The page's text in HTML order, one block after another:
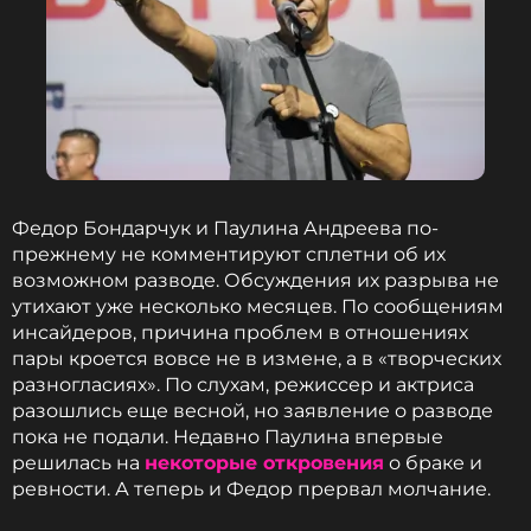
Ольга Бузова
Музыкант, Певица, Дизайнер, Ведущий,
Модель
Жанры: Поп
Биография, последние новости
и многое другое >
«Да, не всем повезло иметь такую безупречную
внешность, которой природа наделила именитого
клинического психолога Веронику Степанову. Но
что же нам всем теперь делать? Обсуждать
внешность других людей в таком ключе не просто
неэтично, это низко», — ответила Бондарчук, а
позже добавила, что задумалась о том, чтобы
прибегнуть к юридическим процедурам, чтобы
защищить своего ребенка и других детей с
особенностями от таких людей — и подала иск.
Федор Бондарчук и Паулина Андреева по-
прежнему не комментируют сплетни об их
возможном разводе. Обсуждения их разрыва не
утихают уже несколько месяцев. По сообщениям
инсайдеров, причина проблем в отношениях
пары кроется вовсе не в измене, а в «творческих
разногласиях». По слухам, режиссер и актриса
разошлись еще весной, но заявление о разводе
пока не подали. Недавно Паулина впервые
решилась на некоторые откровения о браке и
ревности. А теперь и Федор прервал молчание.